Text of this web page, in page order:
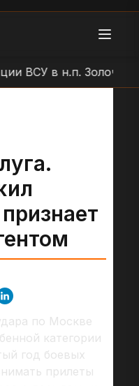
ВСУ в н.п. Золочев
по Москве
категории
год боевых
прилеты